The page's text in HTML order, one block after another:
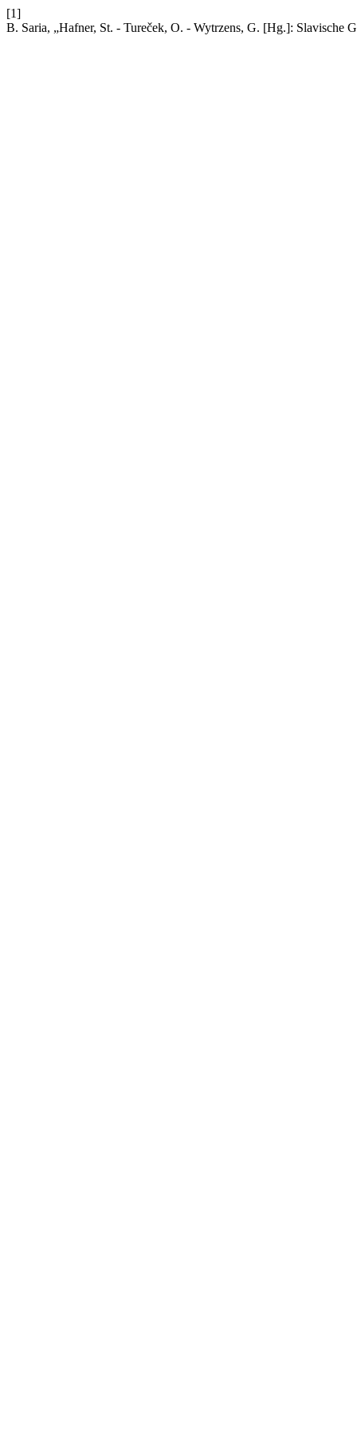
[1]
B. Saria, „Hafner, St. - Tureček, O. - Wytrzens, G. [Hg.]: Slavische